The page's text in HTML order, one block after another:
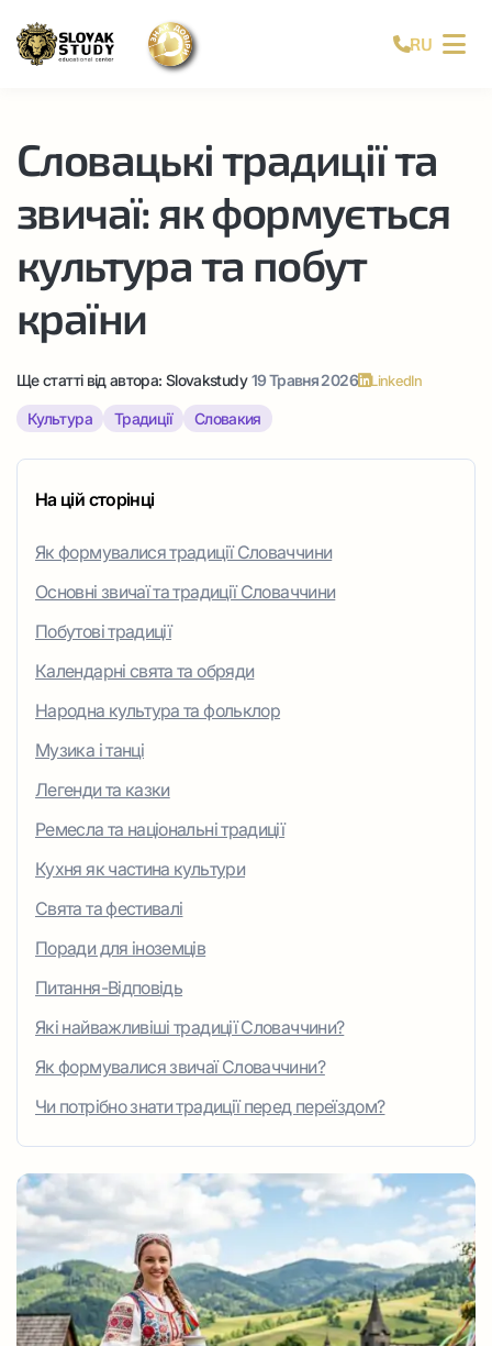
RU
Словацькі традиції та
звичаї: як формується
культура та побут
країни
Ще статті від автора: Slovakstudy 19 Травня 2026 LinkedIn
Культура Традиції Словакия
На цій сторінці
Як формувалися традиції Словаччини
Основні звичаї та традиції Словаччини
Побутові традиції
Календарні свята та обряди
Народна культура та фольклор
Музика і танці
Легенди та казки
Ремесла та національні традиції
Кухня як частина культури
Свята та фестивалі
Поради для іноземців
Питання-Відповідь
Які найважливіші традиції Словаччини?
Як формувалися звичаї Словаччини?
Чи потрібно знати традиції перед переїздом?